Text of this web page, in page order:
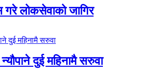
गरे लोकसेवाको जागिर
दुई महिनामै सरुवा